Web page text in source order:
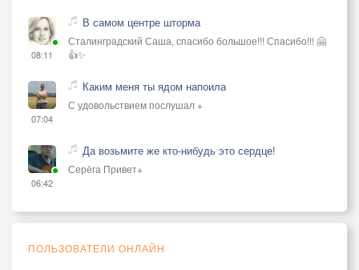
08:11
В самом центре шторма
Сталинградский Саша, спасибо большое!!! Спасибо!!! 🤗
👍✨
07:04
Каким меня ты ядом напоила
С удовольствием послушал +
06:42
Да возьмите же кто-нибудь это сердце!
Серёга Привет+
ПОЛЬЗОВАТЕЛИ ОНЛАЙН